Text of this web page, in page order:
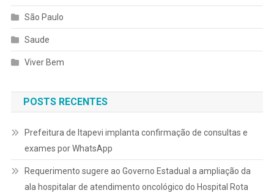
São Paulo
Saude
Viver Bem
POSTS RECENTES
Prefeitura de Itapevi implanta confirmação de consultas e
exames por WhatsApp
Requerimento sugere ao Governo Estadual a ampliação da
ala hospitalar de atendimento oncológico do Hospital Rota